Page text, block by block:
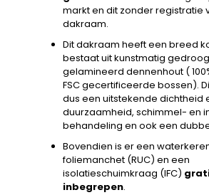
markt en dit zonder registratie
dakraam.
Dit dakraam heeft een breed
bestaat uit kunstmatig
gelamineerd dennenhout (
FSC gecertificeerde bossen).
dus een uitstekende dichtheid
duurzaamheid, schimmel- en
behandeling en ook een
Bovendien is er een
foliemanchet (RUC) en een
isolatieschuimkraag (IFC)
inbegrepen.